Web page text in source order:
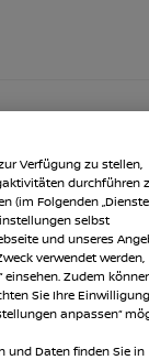
sein Angebot.
Verfügung zu stellen,
durchführen
(im Folgenden
selbst
und unseres
verwendet werden,
einsehen. Zudem
Sie Ihre Einwilligung
anpassen“
und Daten finden Sie in